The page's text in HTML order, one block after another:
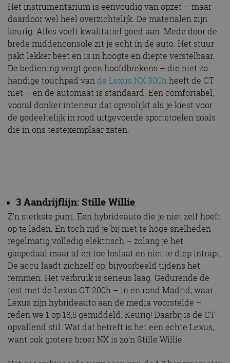
Het instrumentarium is eenvoudig van opzet – maar
daardoor wel heel overzichtelijk. De materialen zijn
keurig. Alles voelt kwalitatief goed aan. Mede door de
brede middenconsole zit je echt ín de auto. Het stuur
pakt lekker beet en is in hoogte en diepte verstelbaar.
De bediening vergt geen hoofdbrekens – die niet zo
handige touchpad vande Lexus NX 300hheeft de CT
niet – en de automaat is standaard. Een comfortabel,
vooral donker interieur dat opvrolijkt als je kiest voor
de gedeeltelijk in rood uitgevoerde sportstoelen zoals
die in ons testexemplaar zaten.
3 Aandrijflijn: Stille Willie
Z’n sterkste punt. Een hybrideauto die je niet zelf hoeft
op te laden. En toch rijd je bij niet te hoge snelheden
regelmatig volledig elektrisch – zolang je het
gaspedaal maar af en toe loslaat en niet te diep intrapt.
De accu laadt zichzelf op, bijvoorbeeld tijdens het
remmen. Het verbruik is serieus laag. Gedurende de
test met de Lexus CT 200h – in en rond Madrid, waar
Lexus zijn hybrideauto aan de media voorstelde –
reden we 1 op 18,5 gemiddeld. Keurig! Daarbij is de CT
opvallend stil. Wat dat betreft is het een echte Lexus,
want ook grotere broer NX is zo’n Stille Willie.